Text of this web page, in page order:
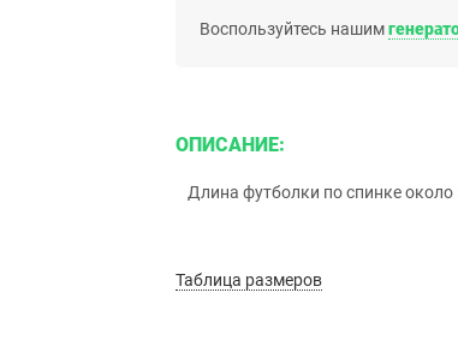
Воспользуйтесь нашим
ОПИСАНИЕ:
Длина футболки по спинке
Таблица размеров